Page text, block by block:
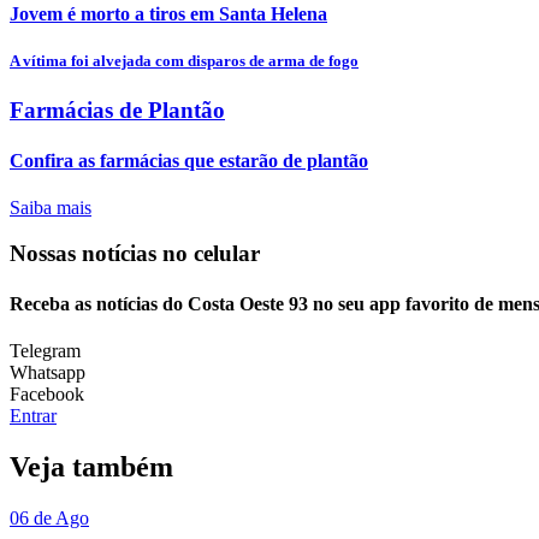
Jovem é morto a tiros em Santa Helena
A vítima foi alvejada com disparos de arma de fogo
Farmácias de Plantão
Confira as farmácias que estarão de plantão
Saiba mais
Nossas notícias no celular
Receba as notícias do Costa Oeste 93 no seu app favorito de
Telegram
Whatsapp
Facebook
Entrar
Veja também
06 de Ago